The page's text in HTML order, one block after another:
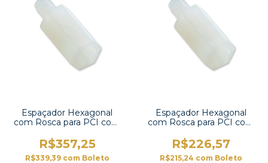
Espaçador Hexagonal
com Rosca para PCI com
R$357,25
R$339,39 com Boleto
Espaçador Hexagonal
com Rosca para PCI com
R$226,57
R$215,24 com Boleto